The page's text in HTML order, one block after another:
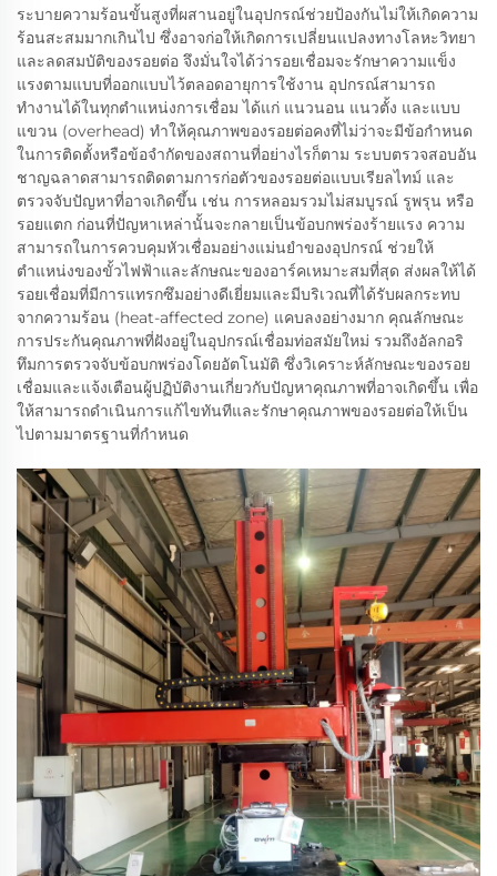
ระบายความร้อนขั้นสูงที่ผสานอยู่ในอุปกรณ์ช่วยป้องกันไม่ให้เกิดความ
ร้อนสะสมมากเกินไป ซึ่งอาจก่อให้เกิดการเปลี่ยนแปลงทางโลหะวิทยา
และลดสมบัติของรอยต่อ จึงมั่นใจได้ว่ารอยเชื่อมจะรักษาความแข็ง
แรงตามแบบที่ออกแบบไว้ตลอดอายุการใช้งาน อุปกรณ์สามารถ
ทำงานได้ในทุกตำแหน่งการเชื่อม ได้แก่ แนวนอน แนวตั้ง และแบบ
แขวน (overhead) ทำให้คุณภาพของรอยต่อคงที่ไม่ว่าจะมีข้อกำหนด
ในการติดตั้งหรือข้อจำกัดของสถานที่อย่างไรก็ตาม ระบบตรวจสอบอัน
ชาญฉลาดสามารถติดตามการก่อตัวของรอยต่อแบบเรียลไทม์ และ
ตรวจจับปัญหาที่อาจเกิดขึ้น เช่น การหลอมรวมไม่สมบูรณ์ รูพรุน หรือ
รอยแตก ก่อนที่ปัญหาเหล่านั้นจะกลายเป็นข้อบกพร่องร้ายแรง ความ
สามารถในการควบคุมหัวเชื่อมอย่างแม่นยำของอุปกรณ์ ช่วยให้
ตำแหน่งของขั้วไฟฟ้าและลักษณะของอาร์คเหมาะสมที่สุด ส่งผลให้ได้
รอยเชื่อมที่มีการแทรกซึมอย่างดีเยี่ยมและมีบริเวณที่ได้รับผลกระทบ
จากความร้อน (heat-affected zone) แคบลงอย่างมาก คุณลักษณะ
การประกันคุณภาพที่ฝังอยู่ในอุปกรณ์เชื่อมท่อสมัยใหม่ รวมถึงอัลกอริ
ทึมการตรวจจับข้อบกพร่องโดยอัตโนมัติ ซึ่งวิเคราะห์ลักษณะของรอย
เชื่อมและแจ้งเตือนผู้ปฏิบัติงานเกี่ยวกับปัญหาคุณภาพที่อาจเกิดขึ้น เพื่อ
ให้สามารถดำเนินการแก้ไขทันทีและรักษาคุณภาพของรอยต่อให้เป็น
ไปตามมาตรฐานที่กำหนด